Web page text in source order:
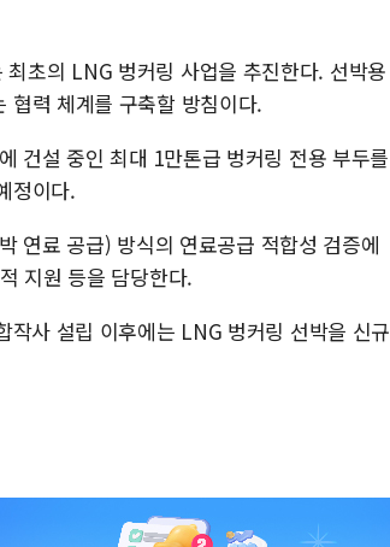
초의 LNG 벙커링 사업을 추진한다. 선박용
협력 체계를 구축할 방침이다.
건설 중인 최대 1만톤급 벙커링 전용 부두를
정이다.
연료 공급) 방식의 연료공급 적합성 검증에
지원 등을 담당한다.
사 설립 이후에는 LNG 벙커링 선박을 신규